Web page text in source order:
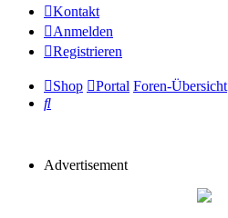
Kontakt
Anmelden
Registrieren
Shop Portal Foren-Übersicht
Suche
Advertisement